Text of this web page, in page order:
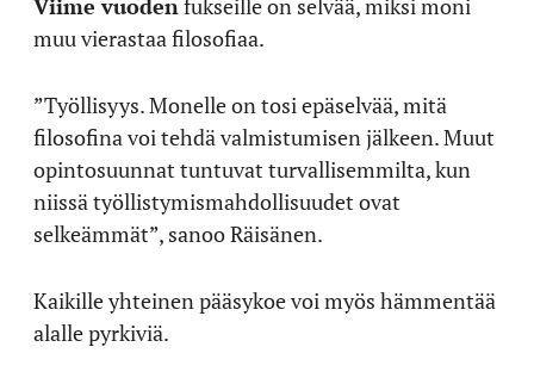
Viime vuodenfukseille on selvää, miksi moni
muu vierastaa filosofiaa.
”Työllisyys. Monelle on tosi epäselvää, mitä
filosofina voi tehdä valmistumisen jälkeen. Muut
opintosuunnat tuntuvat turvallisemmilta, kun
niissä työllistymismahdollisuudet ovat
selkeämmät”, sanoo Räisänen.
Kaikille yhteinen pääsykoe voi myös hämmentää
alalle pyrkiviä.